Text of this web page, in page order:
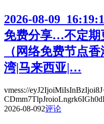
2026-08-
免费分享…不定
（网络免费节点
湾|马来西亚|…
vmess://
2026-08-092评论